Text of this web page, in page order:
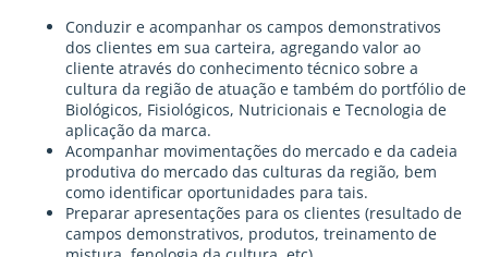
Conduzir e acompanhar os campos demonstrativos
dos clientes em sua carteira, agregando valor ao
cliente através do conhecimento técnico sobre a
cultura da região de atuação e também do portfólio de
Biológicos, Fisiológicos, Nutricionais e Tecnologia de
aplicação da marca.
Acompanhar movimentações do mercado e da cadeia
produtiva do mercado das culturas da região, bem
como identificar oportunidades para tais.
Preparar apresentações para os clientes (resultado de
campos demonstrativos, produtos, treinamento de